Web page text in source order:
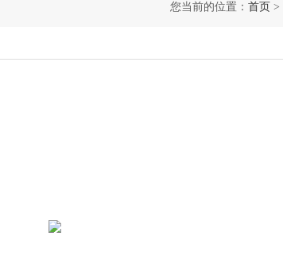
您当前的位置： 首页 >